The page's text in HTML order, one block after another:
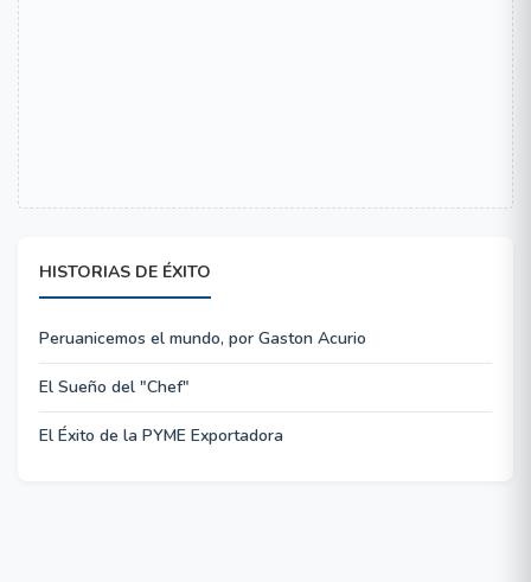
HISTORIAS DE ÉXITO
Peruanicemos el mundo, por Gaston Acurio
El Sueño del "Chef"
El Éxito de la PYME Exportadora